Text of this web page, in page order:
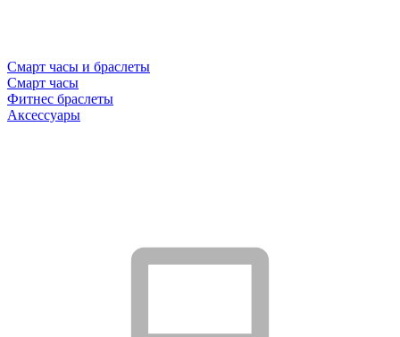
Смарт часы и браслеты
Смарт часы
Фитнес браслеты
Аксессуары